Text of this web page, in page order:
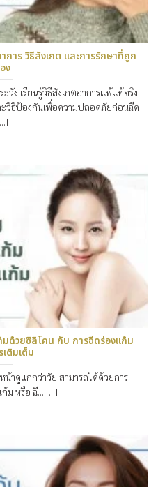
การ วิธีสังเกต และการรักษาที่ถูก
ง
ง เรียนรู้วิธีสังเกตอาการแพ้แท้จริง
วิธีป้องกันเพื่อความปลอดภัยก่อนฉีด
ด้วยซิลิโคน กับ การฉีดร่องแก้ม
ติมเต็ม
าดูแก่กว่าวัย สามารถได้ด้วยการ
ม หรือ ฉี… [...]